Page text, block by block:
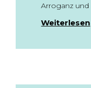
Arroganz und
Weiterlesen